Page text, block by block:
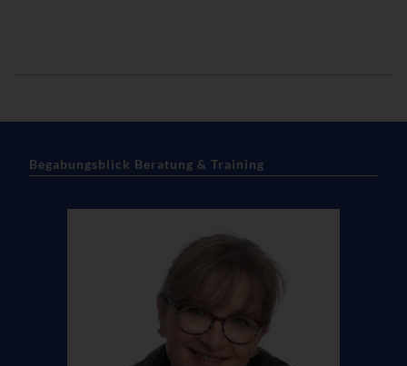
Begabungsblick Beratung & Training